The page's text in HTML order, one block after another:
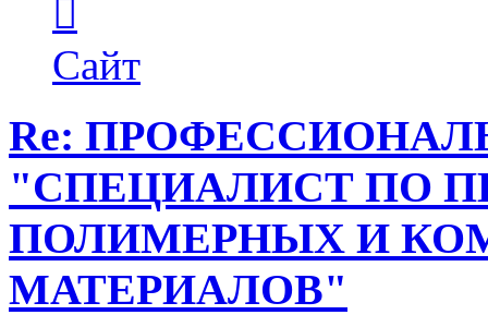
пользователя
Елена
ПластЭксперт
Сайт
Re:
"СПЕЦИАЛИСТ ПО
ПОЛИМЕРНЫХ И
МАТЕРИАЛОВ"